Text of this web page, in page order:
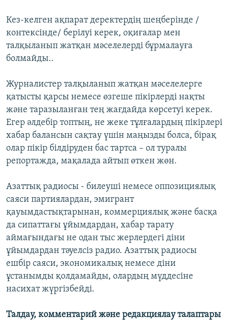
Кез-келген ақпарат деректердің шеңберінде /
контексінде/ берілуі керек, оқиғалар мен
талқыланып жатқан мәселелерді бұрмалауға
болмайды..
Журналистер талқыланып жатқан мәселелерге
қатысты қарсы немесе өзгеше пікірлерді нақты
және таразыланған тең жағдайда көрсетуі керек.
Егер әлдебір топтың, не жеке тұлғалардың пікірлері
хабар балансын сақтау үшін маңызды болса, бірақ
олар пікір білдіруден бас тартса – ол туралы
репортажда, мақалада айтып өткен жөн.
Азаттық радиосы - билеуші немесе оппозициялық
саяси партиялардан, эмигрант
қауымдастықтарынан, коммерциялық және басқа
да сипаттағы ұйымдардан, хабар тарату
аймағындағы не одан тыс жерлердегі діни
ұйымдардан тәуелсіз радио. Азаттық радиосы
ешбір саяси, экономикалық немесе діни
ұстанымды қолдамайды, олардың мүддесіне
насихат жүргізбейді.
Талдау, комментарий және редакциялау талаптары